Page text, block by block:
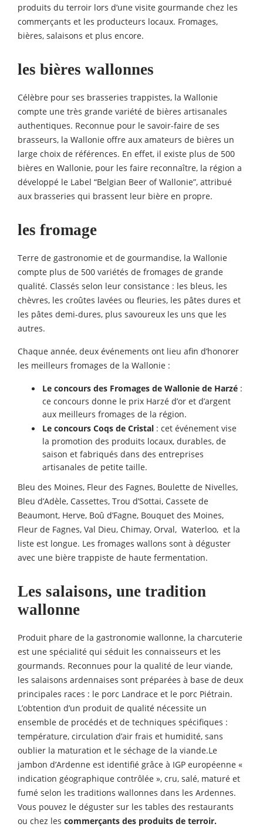
produits du terroir lors d’une visite gourmande chez les
commerçants et les producteurs locaux. Fromages,
bières, salaisons et plus encore.
les bières wallonnes
Célèbre pour ses brasseries trappistes, la Wallonie
compte une très grande variété de bières artisanales
authentiques. Reconnue pour le savoir-faire de ses
brasseurs, la Wallonie offre aux amateurs de bières un
large choix de références. En effet, il existe plus de 500
bières en Wallonie, pour les faire reconnaître, la région a
développé le Label “Belgian Beer of Wallonie”, attribué
aux brasseries qui brassent leur bière en propre.
les fromage
Terre de gastronomie et de gourmandise, la Wallonie
compte plus de 500 variétés de fromages de grande
qualité. Classés selon leur consistance : les bleus, les
chèvres, les croûtes lavées ou fleuries, les pâtes dures et
les pâtes demi-dures, plus savoureux les uns que les
autres.
Chaque année, deux événements ont lieu afin d’honorer
les meilleurs fromages de la Wallonie :
Le concours des Fromages de Wallonie de Harzé :
ce concours donne le prix Harzé d’or et d’argent
aux meilleurs fromages de la région.
Le concours Coqs de Cristal : cet événement vise
la promotion des produits locaux, durables, de
saison et fabriqués dans des entreprises
artisanales de petite taille.
Bleu des Moines, Fleur des Fagnes, Boulette de Nivelles,
Bleu d’Adèle, Cassettes, Trou d’Sottai, Cassete de
Beaumont, Herve, Boû d’Fagne, Bouquet des Moines,
Fleur de Fagnes, Val Dieu, Chimay, Orval, Waterloo, et la
liste est longue. Les fromages wallons sont à déguster
avec une bière trappiste de haute fermentation.
Les salaisons, une tradition
wallonne
Produit phare de la gastronomie wallonne, la charcuterie
est une spécialité qui séduit les connaisseurs et les
gourmands. Reconnues pour la qualité de leur viande,
les salaisons ardennaises sont préparées à base de deux
principales races : le porc Landrace et le porc Piétrain.
L’obtention d’un produit de qualité nécessite un
ensemble de procédés et de techniques spécifiques :
température, circulation d’air frais et humidité, sans
oublier la maturation et le séchage de la viande.Le
jambon d’Ardenne est identifié grâce à IGP européenne «
indication géographique contrôlée », cru, salé, maturé et
fumé selon les traditions wallonnes dans les Ardennes.
Vous pouvez le déguster sur les tables des restaurants
ou chez les commerçants des produits de terroir.